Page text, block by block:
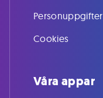
Personuppgifter
Cookies
Våra appar